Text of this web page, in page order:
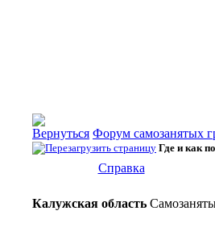
Форум самозанятых
Где и как
Справка
Калужская область